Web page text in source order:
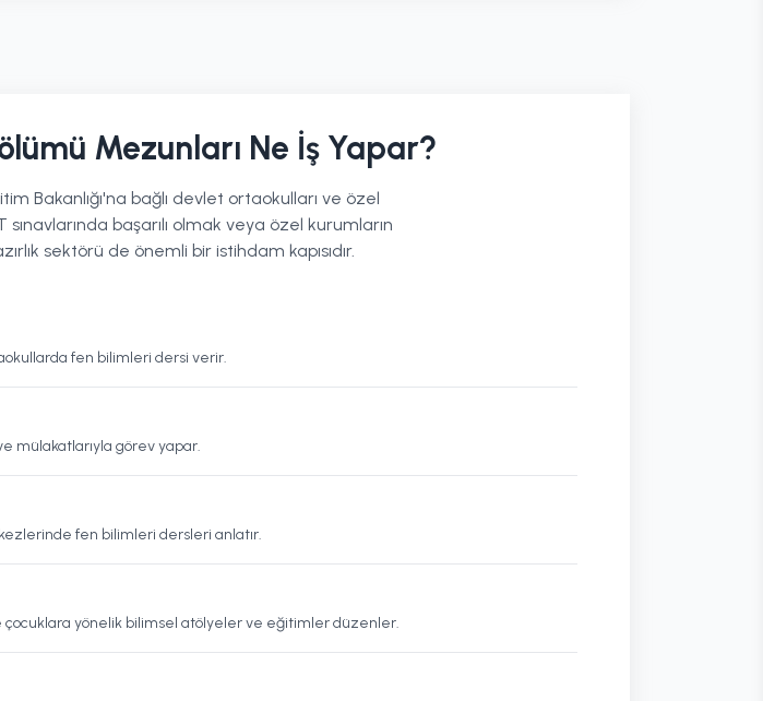
Mezunları Ne İş Yapar?
Bakanlığı'na bağlı devlet ortaokulları ve özel
sınavlarında başarılı olmak veya özel kurumların
sektörü de önemli bir istihdam kapısıdır.
fen bilimleri dersi verir.
mülakatlarıyla görev yapar.
fen bilimleri dersleri anlatır.
yönelik bilimsel atölyeler ve eğitimler düzenler.